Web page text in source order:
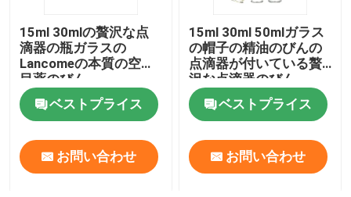
15ml 30mlの贅沢な点
滴器の瓶ガラスの
Lancomeの本質の空の
目薬のびん
ベストプライス
お問い合わせ
15ml 30ml 50mlガラス
の帽子の精油のびんの
点滴器が付いている贅
沢な点滴器のびん
ベストプライス
お問い合わせ